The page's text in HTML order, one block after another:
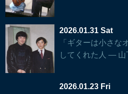
2026.01.31 Sat
「ギターは小さな
してくれた人 — 山
2026.01.23 Fri